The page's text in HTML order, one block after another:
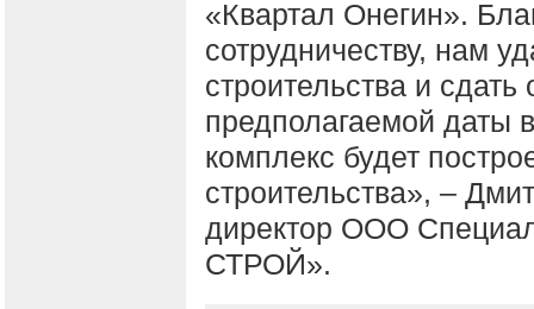
«Квартал Онегин».
сотрудничеству, нам
строительства и
предполагаемой даты
комплекс будет
строительства», –
директор ООО
СТРОЙ».